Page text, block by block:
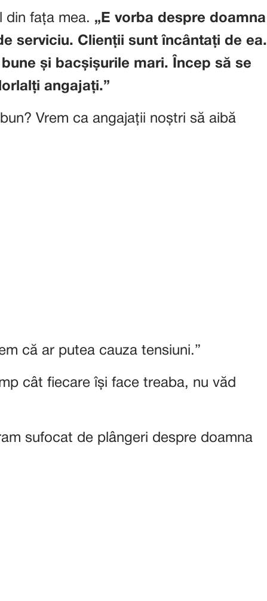
din fața mea. „E vorba despre doamna
serviciu. Clienții sunt încântați de ea.
și bacșișurile mari. Încep să se
angajați.”
Vrem ca angajații noștri să aibă
că ar putea cauza tensiuni.”
cât fiecare își face treaba, nu văd
sufocat de plângeri despre doamna